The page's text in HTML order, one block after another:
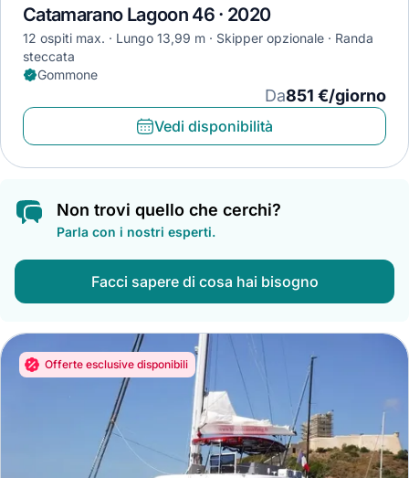
Catamarano Lagoon 46 · 2020
12 ospiti max. Lungo 13,99 m Skipper opzionale
Randa
steccata
Gommone
Da851 €/giorno
Vedi disponibilità
Non trovi quello che cerchi?
Parla con i nostri esperti.
Facci sapere di cosa hai bisogno
Offerte esclusive disponibili